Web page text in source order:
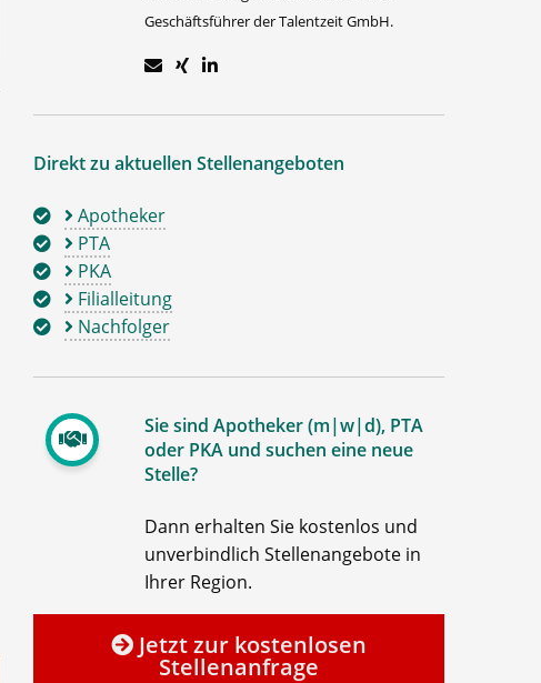
Geschäftsführer der Talentzeit GmbH.
Direkt zu aktuellen Stellenangeboten
Apotheker
PTA
PKA
Filialleitung
Nachfolger
Sie sind Apotheker (m|w|d), PTA
oder PKA und suchen eine neue
Stelle?
Dann erhalten Sie kostenlos und
unverbindlich Stellenangebote in
Ihrer Region.
Jetzt zur kostenlosen
Stellenanfrage